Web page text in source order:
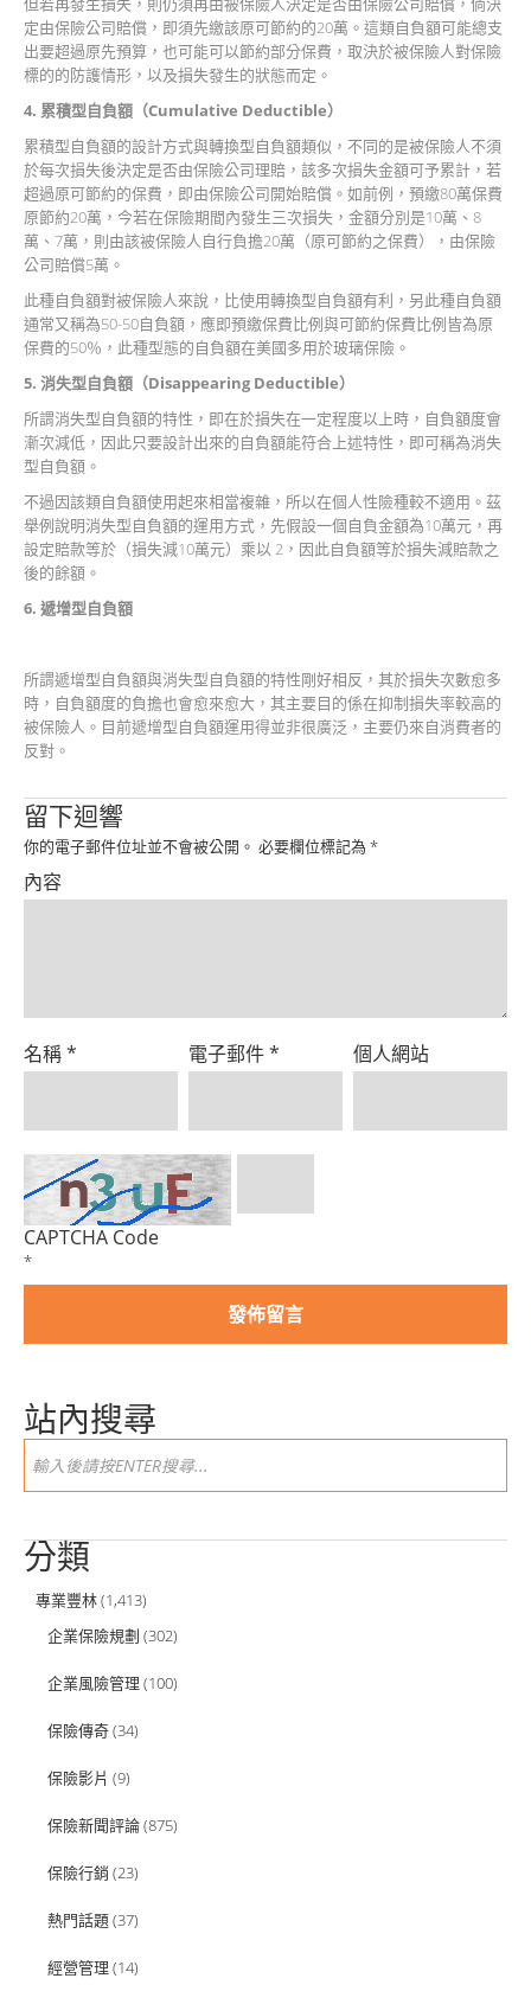
定由保險公司賠償，即須先繳該原可節約的20萬。這類自負額可能總支
出要超過原先預算，也可能可以節約部分保費，取決於被保險人對保險
標的的防護情形，以及損失發生的狀態而定。
4. 累積型自負額（Cumulative Deductible）
累積型自負額的設計方式與轉換型自負額類似，不同的是被保險人不須
於每次損失後決定是否由保險公司理賠，該多次損失金額可予累計，若
超過原可節約的保費，即由保險公司開始賠償。如前例，預繳80萬保費
原節約20萬，今若在保險期間內發生三次損失，金額分別是10萬、8
萬、7萬，則由該被保險人自行負擔20萬（原可節約之保費），由保險
公司賠償5萬。
此種自負額對被保險人來說，比使用轉換型自負額有利，另此種自負額
通常又稱為50-50自負額，應即預繳保費比例與可節約保費比例皆為原
保費的50％，此種型態的自負額在美國多用於玻璃保險。
5. 消失型自負額（Disappearing Deductible）
所謂消失型自負額的特性，即在於損失在一定程度以上時，自負額度會
漸次減低，因此只要設計出來的自負額能符合上述特性，即可稱為消失
型自負額。
不過因該類自負額使用起來相當複雜，所以在個人性險種較不適用。茲
舉例說明消失型自負額的運用方式，先假設一個自負金額為10萬元，再
設定賠款等於（損失減10萬元）乘以 2，因此自負額等於損失減賠款之
後的餘額。
6. 遞增型自負額
所謂遞增型自負額與消失型自負額的特性剛好相反，其於損失次數愈多
時，自負額度的負擔也會愈來愈大，其主要目的係在抑制損失率較高的
被保險人。目前遞增型自負額運用得並非很廣泛，主要仍來自消費者的
反對。
留下迴響
你的電子郵件位址並不會被公開。 必要欄位標記為 *
內容
名稱* 電子郵件* 個人網站
CAPTCHA Code
*
站內搜尋
分類
專業豐林(1,413)
企業保險規劃 (302)
企業風險管理 (100)
保險傳奇(34)
保險影片 (9)
保險新聞評論(875)
保險行銷 (23)
熱門話題(37)
經營管理 (14)